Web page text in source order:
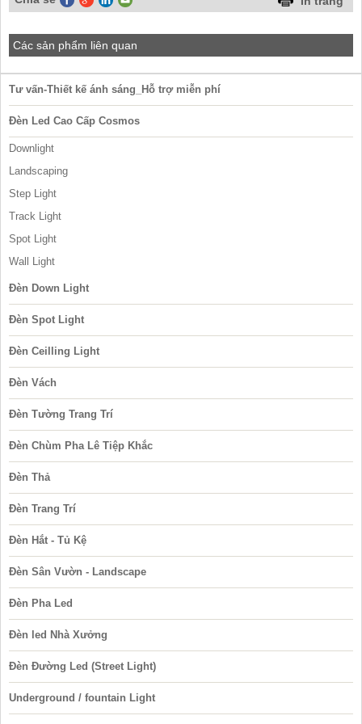
Track Light
Spot Light
Wall Light
Đèn Vách
Đèn Tường Trang Trí
Đèn Chùm Pha Lê Tiệp Khắc
Đèn Thả
Đèn Trang Trí
Đèn Hắt - Tủ Kệ
Đèn Sân Vườn - Landscape
Đèn Pha Led
Đèn led Nhà Xưởng
Đèn Đường Led (Street Light)
Underground / fountain Light
Đèn Văn Phòng
Bóng Led Bulb-Edison dây tóc
Các sản phẩm liên quan
Tư vấn-Thiết kế ánh sáng_Hỗ trợ miễn phí
Đèn Led Cao Cấp Cosmos
Downlight
Landscaping
Step Light
Track Light
Spot Light
Wall Light
Đèn Down Light
Đèn Spot Light
Đèn Ceilling Light
Đèn Vách
Đèn Tường Trang Trí
Đèn Chùm Pha Lê Tiệp Khắc
Đèn Thả
Đèn Trang Trí
Đèn Hắt - Tủ Kệ
Đèn Sân Vườn - Landscape
Đèn Pha Led
Đèn led Nhà Xưởng
Đèn Đường Led (Street Light)
Underground / fountain Light